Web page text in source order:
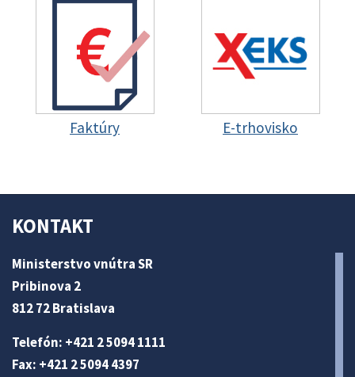
Faktúry E-trhovisko
KONTAKT
Ministerstvo vnútra SR
Pribinova 2
812 72 Bratislava
Telefón: +421 2 5094 1111
Fax: +421 2 5094 4397